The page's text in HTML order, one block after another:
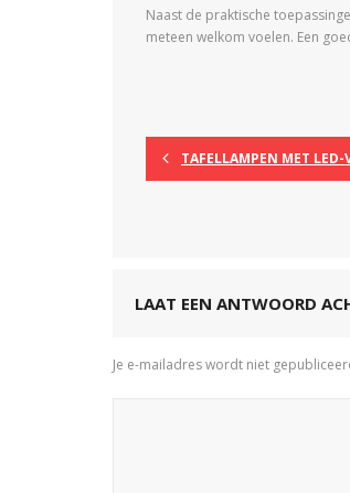
Naast de praktische
meteen welkom voelen. Een
TAFELLAMPEN MET
LAAT EEN ANTWOORD
Je e-mailadres wordt niet